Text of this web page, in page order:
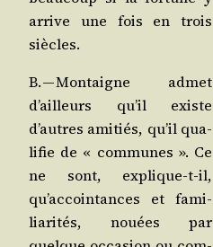
arrive une fois en trois
siècles.
B. — Mon­taigne admet
d’ailleurs qu’il existe
d’autres ami­tiés, qu’il qua­
li­fie de « com­munes ». Ce
ne sont, explique-t-il,
qu’ac­coin­tances et fami­
lia­ri­tés, nouées par